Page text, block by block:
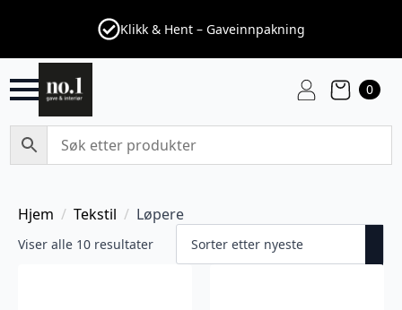
Klikk & Hent – Gaveinnpakning
0
Hjem Tekstil Løpere
Viser alle 10 resultaterSortert
etter